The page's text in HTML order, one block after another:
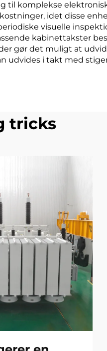
til komplekse
idet disse
visuelle
kabinettakster
gør det muligt at
i takt med
tricks